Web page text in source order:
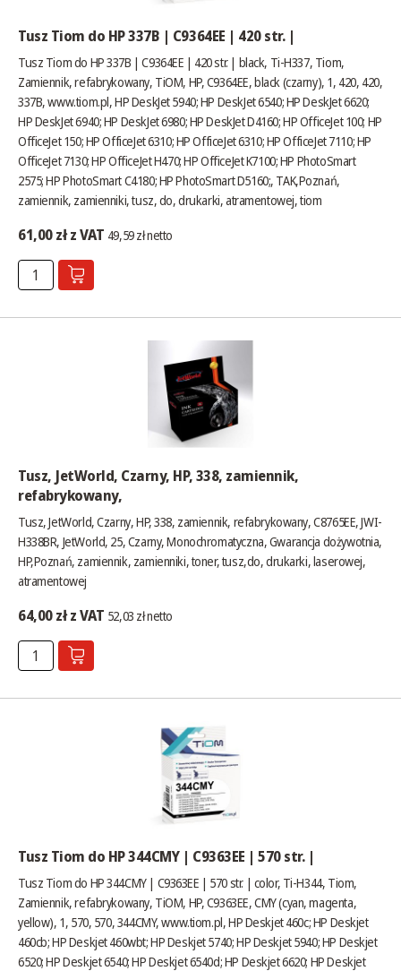
Tusz Tiom do HP 337B | C9364EE | 420 str. |
Tusz Tiom do HP 337B | C9364EE | 420 str. | black, Ti-H337, Tiom,
Zamiennik, refabrykowany, TiOM, HP, C9364EE, black (czarny), 1, 420, 420,
337B,www.tiom.pl, HP DeskJet 5940; HP DeskJet 6540; HP DeskJet 6620;
HP DeskJet 6940; HP DeskJet 6980; HP DeskJet D4160; HP OfficeJet 100; HP
OfficeJet 150; HP OfficeJet 6310; HP OfficeJet 6310; HP OfficeJet 7110; HP
OfficeJet 7130; HP OfficeJet H470; HP OfficeJet K7100; HP PhotoSmart
2575; HP PhotoSmart C4180; HP PhotoSmart D5160;, TAK,Poznań,
zamiennik, zamienniki, tusz, do, drukarki, atramentowej, tiom
61,00 zł z VAT 49,59 zł netto
Tusz, JetWorld, Czarny, HP, 338, zamiennik,
refabrykowany,
Tusz, JetWorld, Czarny, HP, 338, zamiennik, refabrykowany, C8765EE, JWI-
H338BR, JetWorld, 25, Czarny, Monochromatyczna, Gwarancja dożywotnia,
HP,Poznań, zamiennik, zamienniki, toner, tusz,do, drukarki, laserowej,
atramentowej
64,00 zł z VAT 52,03 zł netto
Tusz Tiom do HP 344CMY | C9363EE | 570 str. |
Tusz Tiom do HP 344CMY | C9363EE | 570 str. | color, Ti-H344, Tiom,
Zamiennik, refabrykowany, TiOM, HP, C9363EE, CMY (cyan, magenta,
yellow), 1, 570, 570, 344CMY,www.tiom.pl, HP Deskjet 460c; HP Deskjet
460cb; HP Deskjet 460wbt; HP Deskjet 5740; HP Deskjet 5940; HP Deskjet
6520; HP Deskjet 6540; HP Deskjet 6540d; HP Deskjet 6620; HP Deskjet